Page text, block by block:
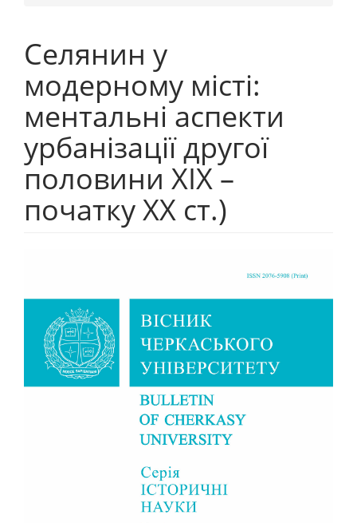
Селянин у
модерному місті:
ментальні аспекти
урбанізації другої
половини ХІХ –
початку ХХ ст.)